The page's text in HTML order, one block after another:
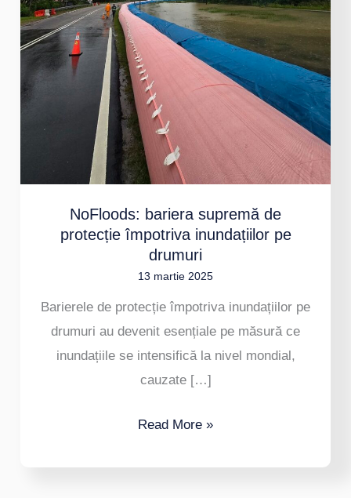
NoFloods: bariera supremă de
protecție împotriva inundațiilor pe
drumuri
13 martie 2025
Barierele de protecție împotriva inundațiilor pe
drumuri au devenit esențiale pe măsură ce
inundațiile se intensifică la nivel mondial,
cauzate […]
supremă
protecție
împotriva
inundațiilor
pe
drumuri
Read More »